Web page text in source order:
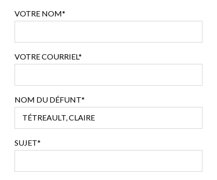
VOTRE NOM*
VOTRE COURRIEL*
NOM DU DÉFUNT*
SUJET*